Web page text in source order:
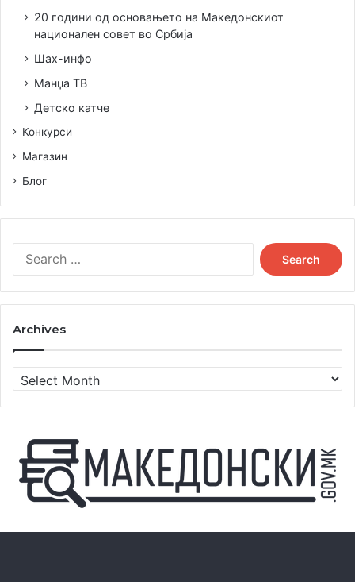
20 години од основањето на Македонскиот
национален совет во Србија
Шах-инфо
Манџа ТВ
Детско катче
Конкурси
Магазин
Блог
Search
for:
Archives
Archives